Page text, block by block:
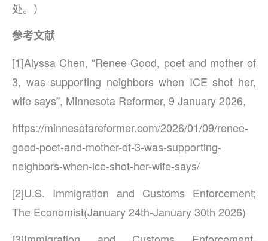
处。）
参考文献
[1]Alyssa Chen, “Renee Good, poet and mother of
3, was supporting neighbors when ICE shot her,
wife says”, Minnesota Reformer, 9 January 2026,
https://minnesotareformer.com/2026/01/09/renee-
good-poet-and-mother-of-3-was-supporting-
neighbors-when-ice-shot-her-wife-says/
[2]U.S. Immigration and Customs Enforcement;
The Economist(January 24th-January 30th 2026)